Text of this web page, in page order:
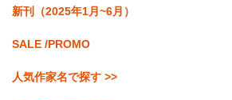
新刊（2025年1月~6月）
SALE /PROMO
人気作家名で探す >>